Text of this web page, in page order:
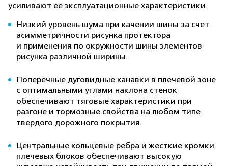
усиливают её эксплуатационные характеристики.
Низкий уровень шума при качении шины за счет
асимметричности рисунка протектора
и применения по окружности шины элементов
рисунка различной ширины.
Поперечные дуговидные канавки в плечевой зоне
с оптимальными углами наклона стенок
обеспечивают тяговые характеристики при
разгоне и тормозные свойства на любом типе
твердого дорожного покрытия.
Центральные кольцевые ребра и жесткие кромки
плечевых блоков обеспечивают высокую